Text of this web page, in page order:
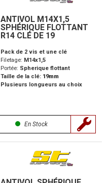
ANTIVOL M14X1,5
SPHÉRIQUE FLOTTANT
R14 CLÉ DE 19
Pack de 2 vis et une clé
Filetage: M14x1,5
Portée: Spherique flottant
Taille de la clé: 19mm
Plusieurs longueurs au choix
En Stock